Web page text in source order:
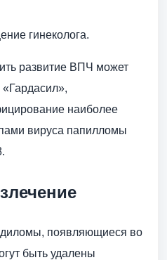
гинеколога.
развитие ВПЧ может
наиболее
вируса папилломы
появляющиеся во
быть удалены